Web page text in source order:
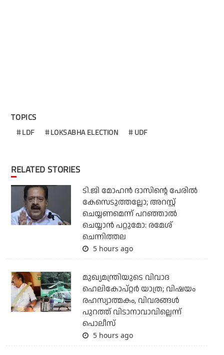
TOPICS
LDF LOKSABHA ELECTION UDF
RELATED STORIES
ടി.ജി മോഹന്‍ ദാസിന്റെ പേരില്‍
കേസെടുത്തല്ലോ; അറസ്റ്റ്
ചെയ്യണമെന്ന് പറഞ്ഞാല്‍
ചെയ്യാന്‍ പറ്റുമോ: രമേശ്
ചെന്നിത്തല
5 hours ago
മുഖ്യമന്ത്രിയുടെ വിവാദ
ഹെലികോപ്റ്റര്‍ യാത്ര; വിഷയം
രഹസ്യാത്മകം, വിവരങ്ങള്‍
പുറത്ത് വിടാനാവാവില്ലെന്ന്
പൊലീസ്
5 hours ago